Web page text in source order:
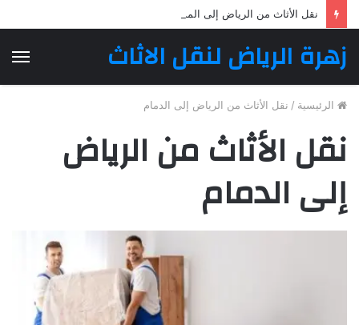
زهرة الرياض لنقل الاثاث
الرئيسية / نقل الأثاث من الرياض إلى الدمام
نقل الأثاث من الرياض
إلى الدمام